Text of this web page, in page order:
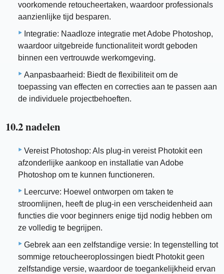
voorkomende retoucheertaken, waardoor professionals
aanzienlijke tijd besparen.
Integratie: Naadloze integratie met Adobe Photoshop,
waardoor uitgebreide functionaliteit wordt geboden
binnen een vertrouwde werkomgeving.
Aanpasbaarheid: Biedt de flexibiliteit om de
toepassing van effecten en correcties aan te passen aan
de individuele projectbehoeften.
10.2 nadelen
Vereist Photoshop: Als plug-in vereist Photokit een
afzonderlijke aankoop en installatie van Adobe
Photoshop om te kunnen functioneren.
Leercurve: Hoewel ontworpen om taken te
stroomlijnen, heeft de plug-in een verscheidenheid aan
functies die voor beginners enige tijd nodig hebben om
ze volledig te begrijpen.
Gebrek aan een zelfstandige versie: In tegenstelling tot
sommige retoucheeroplossingen biedt Photokit geen
zelfstandige versie, waardoor de toegankelijkheid ervan